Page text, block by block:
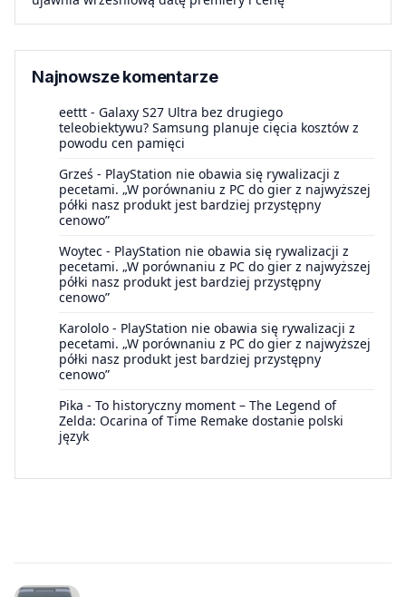
Najnowsze komentarze
eettt - Galaxy S27 Ultra bez drugiego
teleobiektywu? Samsung planuje cięcia kosztów z
powodu cen pamięci
Grześ - PlayStation nie obawia się rywalizacji z
pecetami. „W porównaniu z PC do gier z najwyższej
półki nasz produkt jest bardziej przystępny
cenowo”
Woytec - PlayStation nie obawia się rywalizacji z
pecetami. „W porównaniu z PC do gier z najwyższej
półki nasz produkt jest bardziej przystępny
cenowo”
Karololo - PlayStation nie obawia się rywalizacji z
pecetami. „W porównaniu z PC do gier z najwyższej
półki nasz produkt jest bardziej przystępny
cenowo”
Pika - To historyczny moment – The Legend of
Zelda: Ocarina of Time Remake dostanie polski
język